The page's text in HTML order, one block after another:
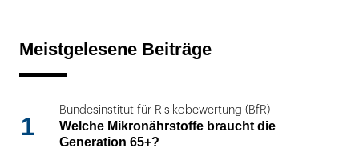
Meistgelesene Beiträge
1
Bundesinstitut für Risikobewertung (BfR)
Welche Mikronährstoffe braucht die
Generation 65+?